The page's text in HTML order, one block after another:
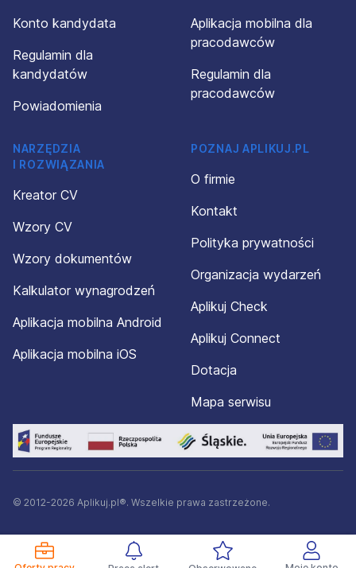
Konto kandydata
Regulamin dla
kandydatów
Powiadomienia
Aplikacja mobilna dla
pracodawców
Regulamin dla
pracodawców
NARZĘDZIA
I ROZWIĄZANIA
Kreator CV
Wzory CV
Wzory dokumentów
Kalkulator wynagrodzeń
Aplikacja mobilna Android
Aplikacja mobilna iOS
POZNAJ APLIKUJ.PL
O firmie
Kontakt
Polityka prywatności
Organizacja wydarzeń
Aplikuj Check
Aplikuj Connect
Dotacja
Mapa serwisu
© 2012-2026 Aplikuj.pl®. Wszelkie prawa zastrzeżone.